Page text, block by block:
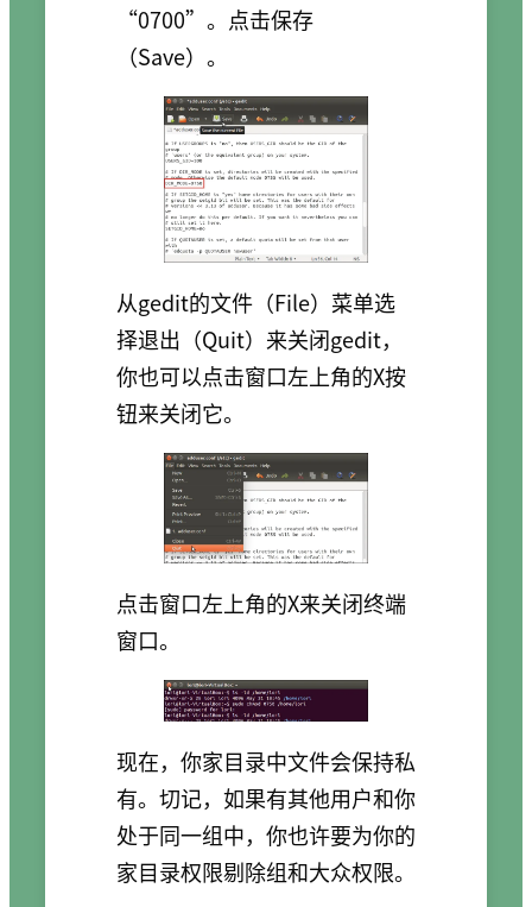
“0700”。点击保存
（Save）。
从gedit的文件（File）菜单选
择退出（Quit）来关闭gedit，
你也可以点击窗口左上角的X按
钮来关闭它。
点击窗口左上角的X来关闭终端
窗口。
现在，你家目录中文件会保持私
有。切记，如果有其他用户和你
处于同一组中，你也许要为你的
家目录权限剔除组和大众权限。